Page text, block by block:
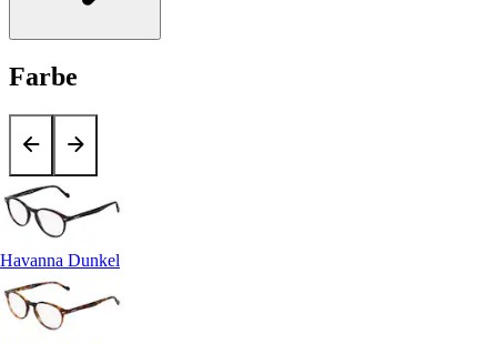
Farbe
Havanna Dunkel